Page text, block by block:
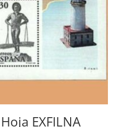
EXFILNA